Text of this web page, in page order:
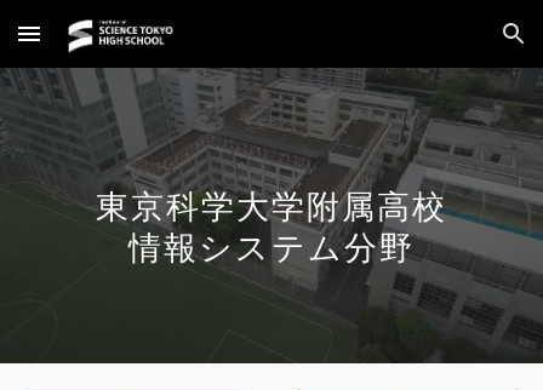
Skip to main content Skip to navigation
東京科学大学附属高校
情報システム分野